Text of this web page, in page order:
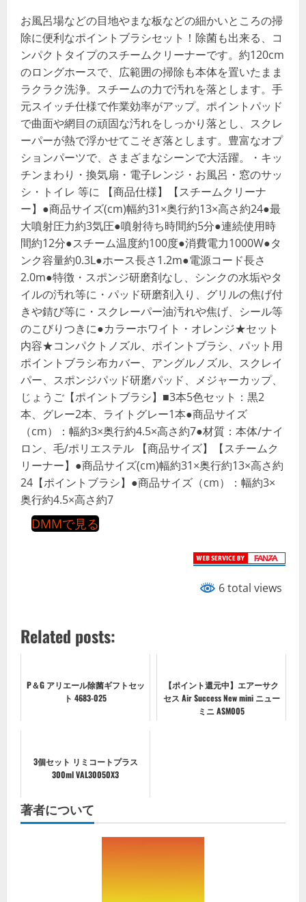
お風呂場などの目地やまな板などの細かいところの掃
除に便利なポイントブラシセット！除菌も出来る、コ
ンパクトタイプのスチームクリーナーです。約120cm
のロングホースで、広範囲の掃除も本体を置いたまま
ラクラク洗浄。スチームの力で汚れを落とします。手
元スイッチ仕様で作業効率がアップ。ポイントパッド
で曲面や網目の頑固な汚れをしっかり落とし、スクレ
ーパーが熱で浮かせてこそぎ落とします。豊富なオプ
ションパーツで、さまざまなシーンで大活躍。・キッ
チンまわり・換気扇・電子レンジ・お風呂・窓のサッ
シ・トイレ 等に 【商品仕様】【スチームクリーナ
ー】●商品サイズ(cm)幅約31×奥行約13×高さ約24●最
大噴射圧力約3気圧●噴射待ち時間約5分●連続使用時
間約12分●スチーム温度約100度●消費電力1000W●タ
ンク容量約0.3L●ホース長さ1.2m●電源コード長さ
2.0m●特徴・スポンジ研磨剤なし、シンクの水垢やタ
イルの汚れ等に・パッド研磨剤入り、グリルの焦げ付
きや錆び等に・スクレーパー油汚れや焦げ、シール等
のこびりつきに●カラーホワイト・オレンジ★セット
内容★コンパクトノズル、ポイントブラシ、パット用
ポイントブラシ布カバー、アングルノズル、スクレイ
パー、スポンジパッド研磨パッド、メジャーカップ、
じょうご【ポイントブラシ】■3本5色セット：黒2
本、グレー2本、ライトグレー1本●商品サイズ
（cm）：幅約3×奥行約4.5×高さ約7●材質：本体/ナイ
ロン、毛/ポリエステル 【商品サイズ】【スチームク
リーナー】●商品サイズ(cm)幅約31×奥行約13×高さ約
24【ポイントブラシ】●商品サイズ（cm）：幅約3×
奥行約4.5×高さ約7
DMMで見る
6 total views
Related posts:
P＆G アリエール除菌ギフトセッ
ト 4683-025
【ポイント還元中】エアーサク
セス Air Success New mini ニュー
ミニ ASM005
3個セット リミコートプラス
300ml VAL30050X3
著者について